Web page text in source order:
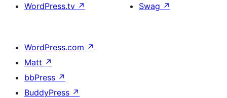
WordPress.tv ↗
Swag ↗
WordPress.com ↗
Matt ↗
bbPress ↗
BuddyPress ↗